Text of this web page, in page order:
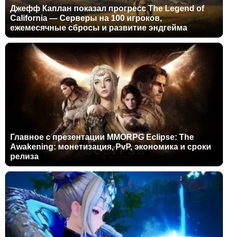
Джефф Каплан показал прогресс The Legend of
California — Серверы на 100 игроков,
ежемесячные сбросы и развитие эндгейма
Главное с презентации MMORPG Eclipse: The
Awakening: монетизация, PvP, экономика и сроки
релиза